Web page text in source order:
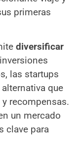
primeras
diversificar
las startups
que
recompensas.
un mercado
clave para